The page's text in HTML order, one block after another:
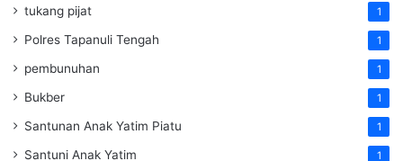
tukang pijat 1
Polres Tapanuli Tengah 1
pembunuhan 1
Bukber 1
Santunan Anak Yatim Piatu 1
Santuni Anak Yatim 1